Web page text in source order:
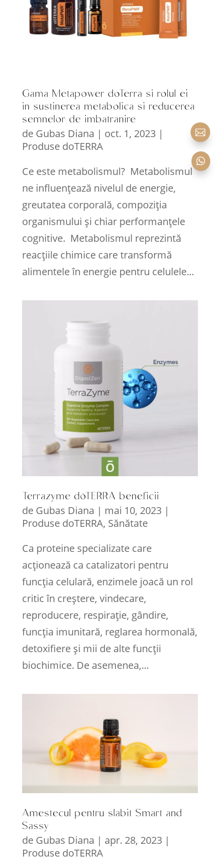
Gama Metapower doTerra si rolul ei
in sustinerea metabolica si reducerea
semnelor de imbatranire
de Gubas Diana | oct. 1, 2023|
Produse doTERRA
Ce este metabolismul? Metabolismul
ne influențează nivelul de energie,
greutatea corporală, compoziția
organismului și chiar performanțele
cognitive. Metabolismul reprezintă
reacțiile chimice care transformă
alimentele în energie pentru celulele...
Terrazyme dōTERRA beneficii
de Gubas Diana | mai 10, 2023|
Produse doTERRA, Sănătate
Ca proteine specializate care
acționează ca catalizatori pentru
funcția celulară, enzimele joacă un rol
critic în creștere, vindecare,
reproducere, respirație, gândire,
funcția imunitară, reglarea hormonală,
detoxifiere și mii de alte funcții
biochimice. De asemenea,...
Amestecul pentru slabit Smart and
Sassy
de Gubas Diana | apr. 28, 2023|
Produse doTERRA

